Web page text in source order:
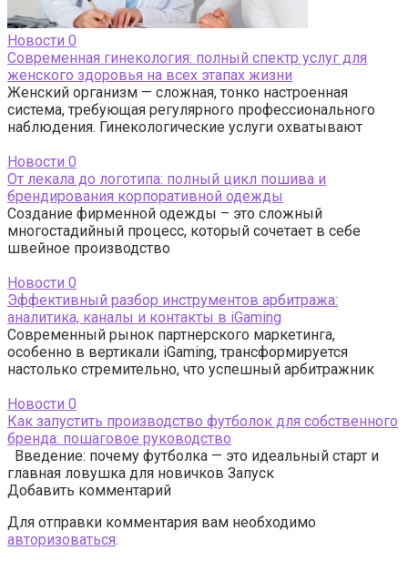
Новости 0
Современная гинекология: полный спектр услуг для
женского здоровья на всех этапах жизни
Женский организм — сложная, тонко настроенная
система, требующая регулярного профессионального
наблюдения. Гинекологические услуги охватывают
Новости 0
От лекала до логотипа: полный цикл пошива и
брендирования корпоративной одежды
Создание фирменной одежды – это сложный
многостадийный процесс, который сочетает в себе
швейное производство
Новости 0
Эффективный разбор инструментов арбитража:
аналитика, каналы и контакты в iGaming
Современный рынок партнерского маркетинга,
особенно в вертикали iGaming, трансформируется
настолько стремительно, что успешный арбитражник
Новости 0
Как запустить производство футболок для собственного
бренда: пошаговое руководство
Введение: почему футболка — это идеальный старт и
главная ловушка для новичков Запуск
Добавить комментарий
Для отправки комментария вам необходимо
авторизоваться.